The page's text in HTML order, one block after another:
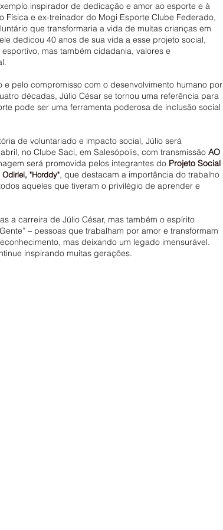
inspirador de dedicação e amor ao esporte e à
Física e ex-treinador do Mogi Esporte Clube Federado,
que transformaria a vida de muitas crianças em
dedicou 40 anos de sua vida a esse projeto social,
mas também cidadania, valores e
pelo compromisso com o desenvolvimento humano por
décadas, Júlio César se tornou uma referência para
pode ser uma ferramenta poderosa de inclusão social
de voluntariado e impacto social, Júlio será
no Clube Saci, em Salesópolis, com transmissão AO
será promovida pelos integrantes do Projeto Social
Odirlei, "Horddy", que destacam a importância do trabalho
aqueles que tiveram o privilégio de aprender e
a carreira de Júlio César, mas também o espírito
– pessoas que trabalham por amor e transformam
mas deixando um legado imensurável.
inspirando muitas gerações.